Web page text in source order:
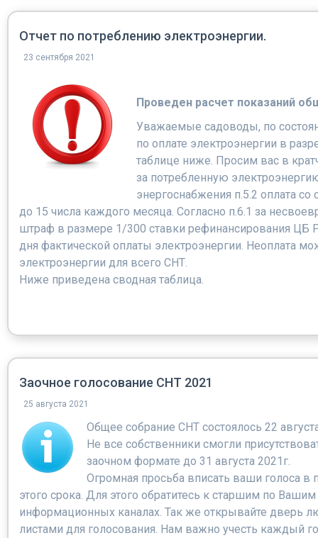
Отчет по потреблению электроэнергии.
23 сентября 2021
Проведен расчет показаний
Уважаемые садоводы, по
по оплате электроэнергии в
таблице ниже. Просим вас в
за потребленную
энергоснабжения п.5.2 оплата
до 15 числа каждого месяца. Согласно п.6.1 за
штраф в размере 1/300 ставки рефинансирования ЦБ
дня фактической оплаты электроэнергии. Неоплата
электроэнергии для всего СНТ.
Ниже приведена сводная таблица.
Заочное голосование СНТ 2021
25 августа 2021
Общее собрание СНТ состоялось 22
Не все собственники смогли
заочном формате до 31 августа 2021г.
Огромная просьба вписать ваши голоса в
этого срока. Для этого обратитесь к старшим по
информационных каналах. Так же открывайте дверь
листами для голосования. Нам важно учесть каждый